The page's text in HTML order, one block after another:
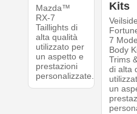
Mazda™
RX-7
Taillights di
alta qualità
utilizzato per
un aspetto e
prestazioni
personalizzate.
Kits
7
Body
Trims
di alta
un